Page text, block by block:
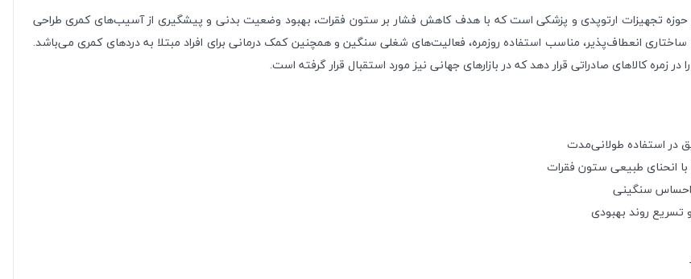
حوزه تجهیزات ارتوپدی و پزشکی است که با هدف کاهش فشار بر ستون فقرات، بهبود وضعیت بدنی و پیشگیری از آسیب‌های کمری طراحی
ساختاری انعطاف‌پذیر، مناسب استفاده روزمره، فعالیت‌های شغلی سنگین و همچنین کمک درمانی برای افراد مبتلا به دردهای کمری می‌باشد.
در زمره کالاهای صادراتی قرار دهد که در بازارهای جهانی نیز مورد استقبال قرار گرفته است.
در استفاده طولانی‌مدت
احساس سنگینی
روند بهبودی